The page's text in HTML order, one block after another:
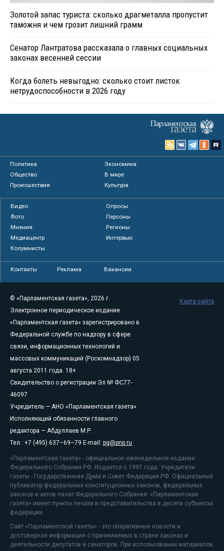
Золотой запас туриста: сколько драгметалла пропустит
таможня и чем грозит лишний грамм
Сенатор Лантратова рассказала о главных социальных
законах весенней сессии
Когда болеть невыгодно: сколько стоит листок
нетрудоспособности в 2026 году
Политика
Экономика
Общество
В мире
Происшествия
Культура
Видео
Опросы
Фото
Персоны
Мнения
Регионы
Медиацентр
Интервью
Колумнисты
Контакты Реклама Вакансии
© «Парламентская газета», 2026 г.
Электронное периодическое издание
«Парламентская газета» зарегистрировано в
Федеральной службе по надзору в сфере
связи, информационных технологий и
массовых коммуникаций (Роскомнадзор) 05
августа 2011 года. 18+
Свидетельство о регистрации Эл № ФС77-
46097
Учредитель — АНО «Парламентская газета»
Исполняющий обязанности главного
редактора — Абдуллаев М.Р.
Тел.: +7 (495) 637–69–79 E-mail: pg@pnp.ru
«Парламентская газета» - официальное еженедельное издание
Федерального Собрания РФ. Издается с 1997 года. Учредители
газеты - Государственная Дума и Совет Федерации РФ. Официальный
публикатор федеральных конституционных законов, федеральных
законов и актов палат Федерального Собрания. «Парламентская
газета» имеет пункты печати и представительства в десяти субъектах
федерации.
Сайт «Парламентской газеты» - это оперативные новости и
достоверная информация о принимаемых в стране законах и
деятельности депутатов и сенаторов. При использовании материалов
Карта сайта